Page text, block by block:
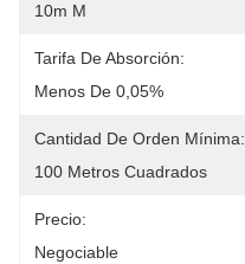
10m M
Tarifa De Absorción:
Menos De 0,05%
Cantidad De Orden Mínima:
100 Metros Cuadrados
Precio:
Negociable